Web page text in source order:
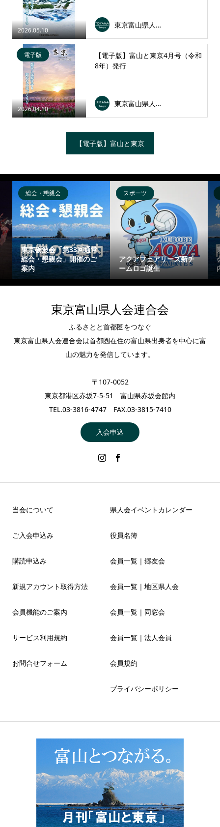
2026.05.10
東京富山県人会連合会
2026.04.10
電子版
【電子版】富山と東京4月号（令和
8年）発行
東京富山県人会連合会
【電子版】富山と東京
総会・懇親会
東京砺波会「第33回通常
総会・懇親会」開催のご
案内
スポーツ
アクアフェアリーズ新チ
ームロゴ誕生
東京富山県人会連合会
ふるさとと首都圏をつなぐ
東京富山県人会連合会は首都圏在住の富山県出身者を中心に富
山の魅力を発信しています。
〒107-0052
東京都港区赤坂7-5-51 富山県赤坂会館内
TEL.03-3816-4747 FAX.03-3815-7410
入会申込
当会について
ご入会申込み
購読申込み
新規アカウント取得方法
会員機能のご案内
サービス利用規約
お問合せフォーム
県人会イベントカレンダー
役員名簿
会員一覧｜郷友会
会員一覧｜地区県人会
会員一覧｜同窓会
会員一覧｜法人会員
会員規約
プライバシーポリシー